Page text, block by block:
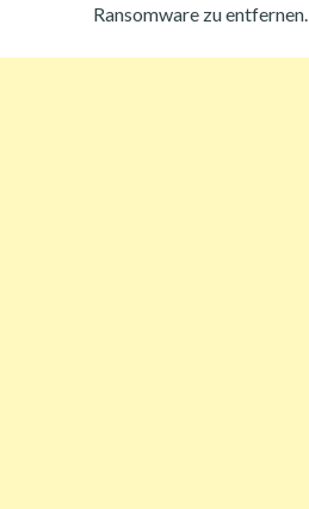
Ransomware zu entfernen.